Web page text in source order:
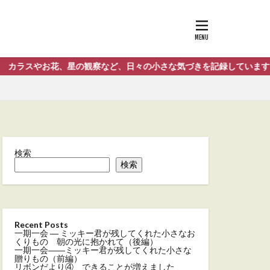
やお花、星の観察など、日々の小さな気づきを記録しています。
検索
検索
Recent Posts
一期一会 ― ミッキー君が残してくれた小さなお
くりもの 朝の光に抱かれて（後編）
一期一会――ミッキー君が残してくれた小さな
贈りもの（前編）
リボンだより④ できることが増えました